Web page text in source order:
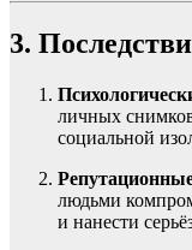
3.
личных
социальной
людьми
и нанести